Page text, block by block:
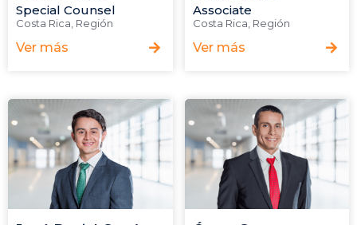
Special Counsel
Costa Rica Región
Ver más
Associate
Costa Rica Región
Ver más